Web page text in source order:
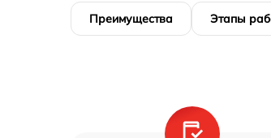
Преимущества Этапы